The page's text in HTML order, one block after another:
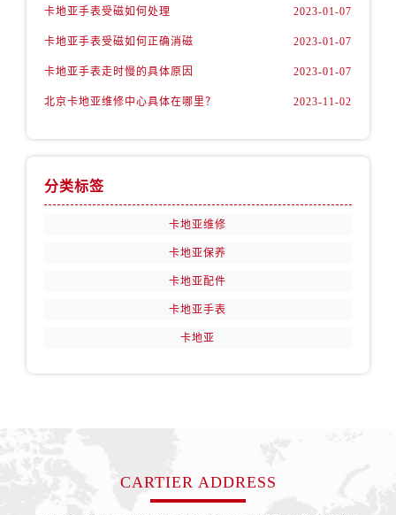
卡地亚手表受磁如何处理 2023-01-07
卡地亚手表受磁如何正确消磁 2023-01-07
卡地亚手表走时慢的具体原因 2023-01-07
北京卡地亚维修中心具体在哪里？ 2023-11-02
分类标签
卡地亚维修
卡地亚保养
卡地亚配件
卡地亚手表
卡地亚
CARTIER ADDRESS